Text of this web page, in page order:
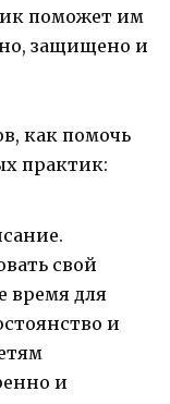
поможет им
защищено и
как помочь
практик:
свой
время для
и
и